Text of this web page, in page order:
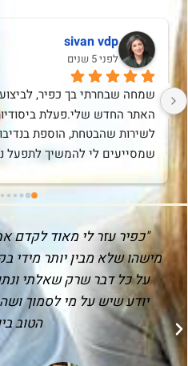
sivan vdp
לפני 5 שנים
ממליצה בחום על השירות שלך.
"כפיר עזר לי מאוד לקדם
מישהו שלא מבין יותר מידי
על כל דבר שרק שאלתי
יודע שיש על מי לסמוך
הטוב